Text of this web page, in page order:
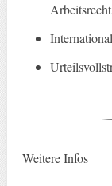
Arbeitsrecht
Weitere Infos